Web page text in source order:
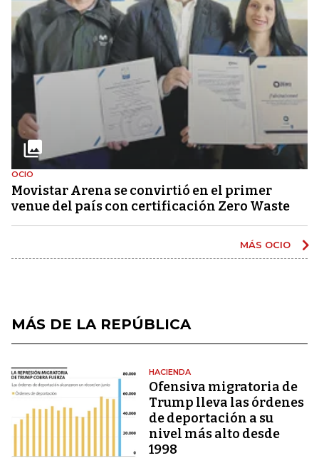
OCIO
Movistar Arena se convirtió en el primer
venue del país con certificación Zero Waste
MÁS OCIO
MÁS DE LA REPÚBLICA
HACIENDA
Ofensiva migratoria de
Trump lleva las órdenes
de deportación a su
nivel más alto desde
1998